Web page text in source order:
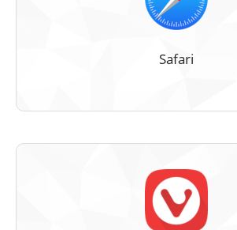
Safari